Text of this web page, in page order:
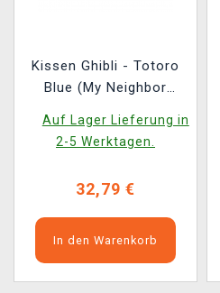
Kissen Ghibli - Totoro
Blue (My Neighbor
Auf Lager Lieferung in
2-5 Werktagen.
32,79 €
In den Warenkorb